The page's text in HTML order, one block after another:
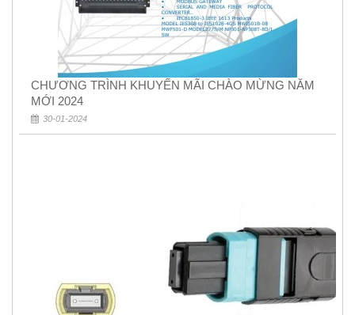
CHƯƠNG TRÌNH KHUYẾN MÃI CHÀO MỪNG NĂM
MỚI 2024
30-01-2024